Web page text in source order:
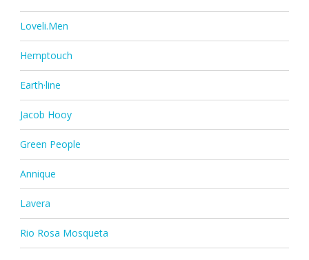
Loveli.Men
Hemptouch
Earth·line
Jacob Hooy
Green People
Annique
Lavera
Rio Rosa Mosqueta